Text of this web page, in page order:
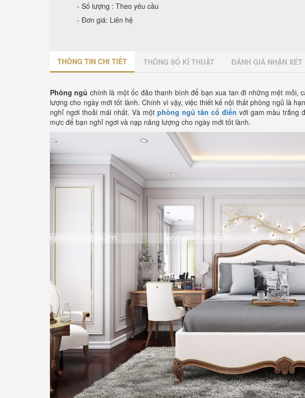
- Số lượng : Theo yêu cầu
- Đơn giá: Liên hệ
THÔNG TIN CHI TIẾT THÔNG SỐ KĨ THUẬT ĐÁNH GIÁ NHẬN XÉT
Phòng ngủ chính là một ốc đảo thanh bình để bạn xua tan đi những mệt mỏi,
lượng cho ngày mới tốt lành. Chính vì vậy, việc thiết kế nội thất phòng ngủ là
nghỉ ngơi thoải mái nhất. Và một phòng ngủ tân cổ điển với gam màu trắng
mực để bạn nghỉ ngơi và nạp năng lượng cho ngày mới tốt lành.